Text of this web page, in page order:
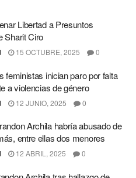
Libertad a Presuntos
Sharit Ciro
15 OCTUBRE, 2025 0
feministas inician paro por falta
a violencias de género
12 JUNIO, 2025 0
Archila habría abusado de
entre ellas dos menores
12 ABRIL, 2025 0